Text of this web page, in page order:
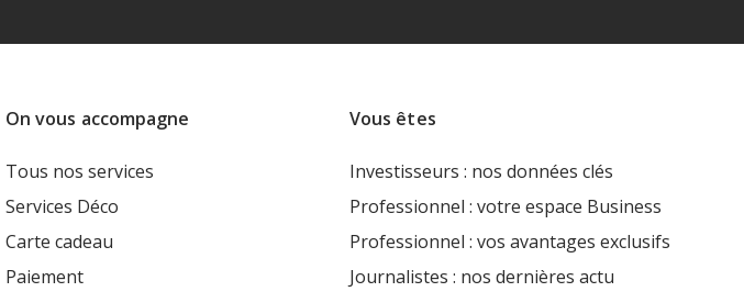
On vous accompagne
Tous nos services
Services Déco
Carte cadeau
Paiement
Vous êtes
Investisseurs : nos données clés
Professionnel : votre espace Business
Professionnel : vos avantages exclusifs
Journalistes : nos dernières actu